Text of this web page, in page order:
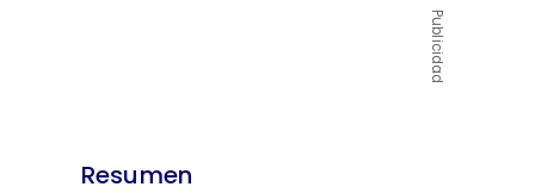
Publicidad
Resumen